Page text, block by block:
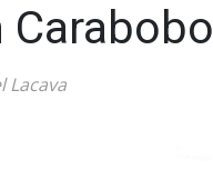
Lacava